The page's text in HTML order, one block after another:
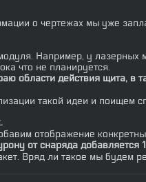
о чертежах мы уже
Например, у лазерных
что не планируется.
области действия щита, в
такой идеи и поищем
отображение
от снаряда добавляется
Вряд ли такое мы будем